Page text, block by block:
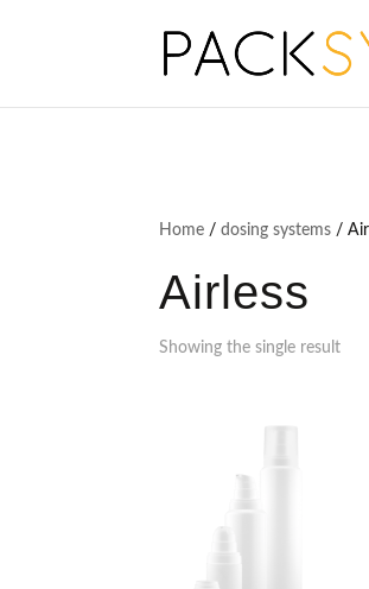
Home /dosing systems /
Airless
Showing the single result